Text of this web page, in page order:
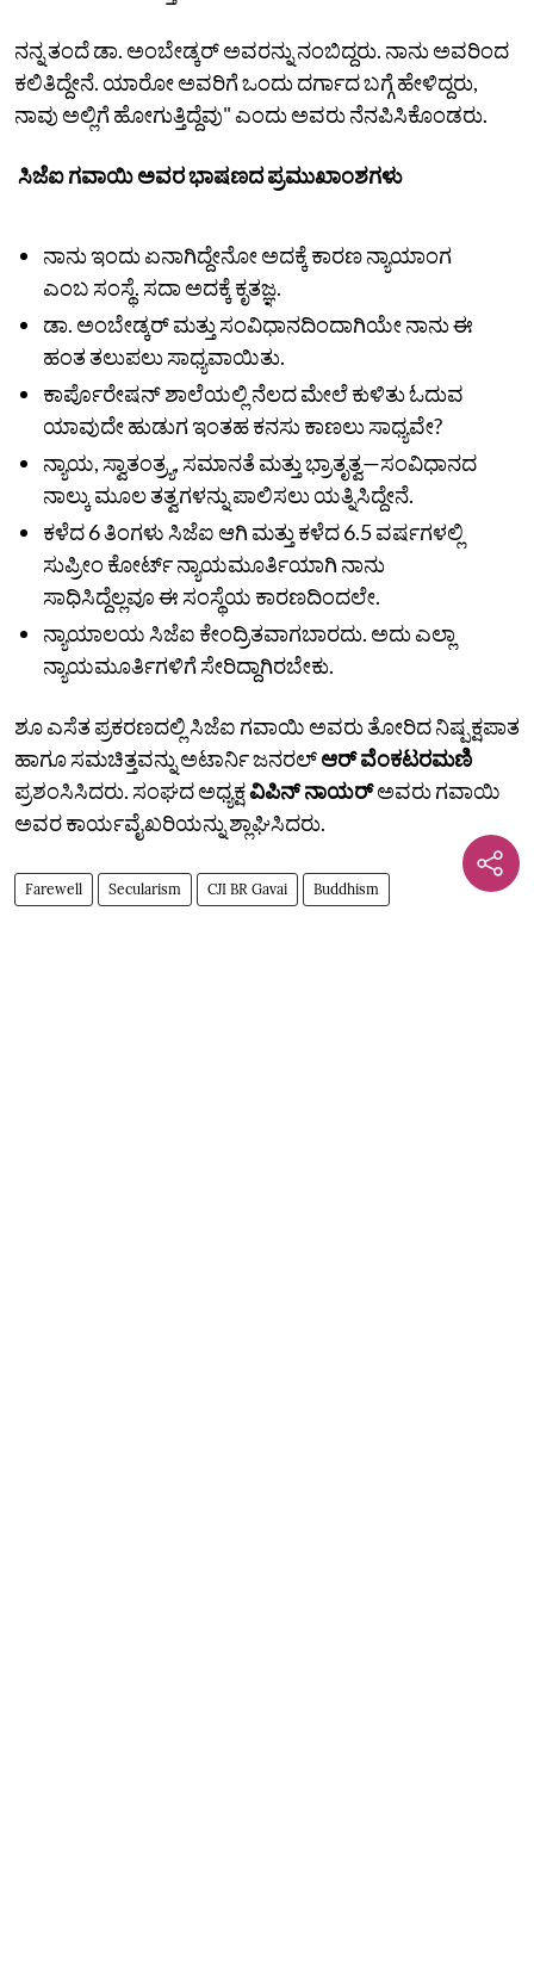
ನನ್ನ ತಂದೆ ಡಾ. ಅಂಬೇಡ್ಕರ್ ಅವರನ್ನು ನಂಬಿದ್ದರು. ನಾನು ಅವರಿಂದ
ಕಲಿತಿದ್ದೇನೆ. ಯಾರೋ ಅವರಿಗೆ ಒಂದು ದರ್ಗಾದ ಬಗ್ಗೆ ಹೇಳಿದ್ದರು,
ನಾವು ಅಲ್ಲಿಗೆ ಹೋಗುತ್ತಿದ್ದೆವು" ಎಂದು ಅವರು ನೆನಪಿಸಿಕೊಂಡರು.
ಸಿಜೆಐ ಗವಾಯಿ ಅವರ ಭಾಷಣದ ಪ್ರಮುಖಾಂಶಗಳು
ನಾನು ಇಂದು ಏನಾಗಿದ್ದೇನೋ ಅದಕ್ಕೆ ಕಾರಣ ನ್ಯಾಯಾಂಗ
ಎಂಬ ಸಂಸ್ಥೆ. ಸದಾ ಅದಕ್ಕೆ ಕೃತಜ್ಞ.
ಡಾ. ಅಂಬೇಡ್ಕರ್ ಮತ್ತು ಸಂವಿಧಾನದಿಂದಾಗಿಯೇ ನಾನು ಈ
ಹಂತ ತಲುಪಲು ಸಾಧ್ಯವಾಯಿತು.
ಕಾರ್ಪೊರೇಷನ್‌ ಶಾಲೆಯಲ್ಲಿ ನೆಲದ ಮೇಲೆ ಕುಳಿತು ಓದುವ
ಯಾವುದೇ ಹುಡುಗ ಇಂತಹ ಕನಸು ಕಾಣಲು ಸಾಧ್ಯವೇ?
ನ್ಯಾಯ, ಸ್ವಾತಂತ್ರ್ಯ, ಸಮಾನತೆ ಮತ್ತು ಭ್ರಾತೃತ್ವ—ಸಂವಿಧಾನದ
ನಾಲ್ಕು ಮೂಲ ತತ್ವಗಳನ್ನು ಪಾಲಿಸಲು ಯತ್ನಿಸಿದ್ದೇನೆ.
ಕಳೆದ 6 ತಿಂಗಳು ಸಿಜೆಐ ಆಗಿ ಮತ್ತು ಕಳೆದ 6.5 ವರ್ಷಗಳಲ್ಲಿ
ಸುಪ್ರೀಂ ಕೋರ್ಟ್ ನ್ಯಾಯಮೂರ್ತಿಯಾಗಿ ನಾನು
ಸಾಧಿಸಿದ್ದೆಲ್ಲವೂ ಈ ಸಂಸ್ಥೆಯ ಕಾರಣದಿಂದಲೇ.
ನ್ಯಾಯಾಲಯ ಸಿಜೆಐ ಕೇಂದ್ರಿತವಾಗಬಾರದು. ಅದು ಎಲ್ಲಾ
ನ್ಯಾಯಮೂರ್ತಿಗಳಿಗೆ ಸೇರಿದ್ದಾಗಿರಬೇಕು.
ಶೂ ಎಸೆತ ಪ್ರಕರಣದಲ್ಲಿ ಸಿಜೆಐ ಗವಾಯಿ ಅವರು ತೋರಿದ ನಿಷ್ಪಕ್ಷಪಾತ
ಹಾಗೂ ಸಮಚಿತ್ತವನ್ನು ಅಟಾರ್ನಿ ಜನರಲ್‌ಆರ್‌ ವೆಂಕಟರಮಣಿ
ಪ್ರಶಂಸಿಸಿದರು. ಸಂಘದ ಅಧ್ಯಕ್ಷವಿಪಿನ್‌ ನಾಯರ್‌ಅವರು ಗವಾಯಿ
ಅವರ ಕಾರ್ಯವೈಖರಿಯನ್ನು ಶ್ಲಾಘಿಸಿದರು.
Farewell Secularism CJI BR Gavai Buddhism